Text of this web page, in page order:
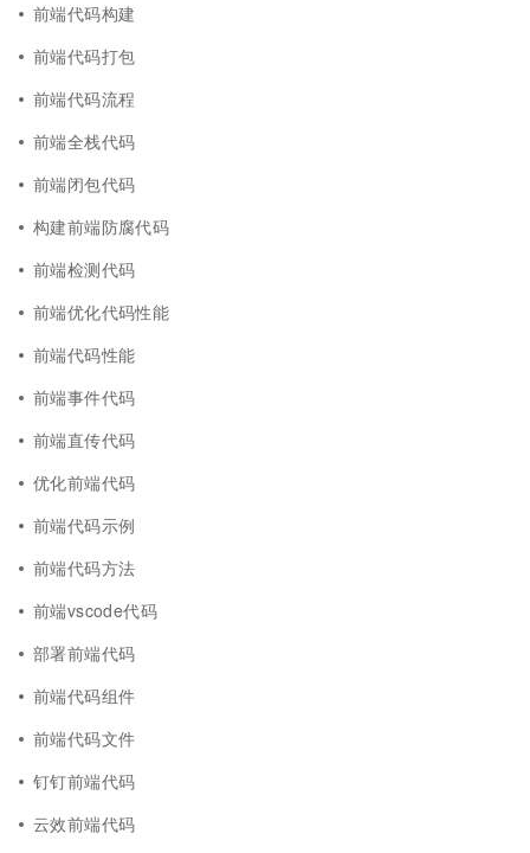
前端代码构建
前端代码打包
前端代码流程
前端全栈代码
前端闭包代码
构建前端防腐代码
前端检测代码
前端优化代码性能
前端代码性能
前端事件代码
前端直传代码
优化前端代码
前端代码示例
前端代码方法
前端vscode代码
部署前端代码
前端代码组件
前端代码文件
钉钉前端代码
云效前端代码